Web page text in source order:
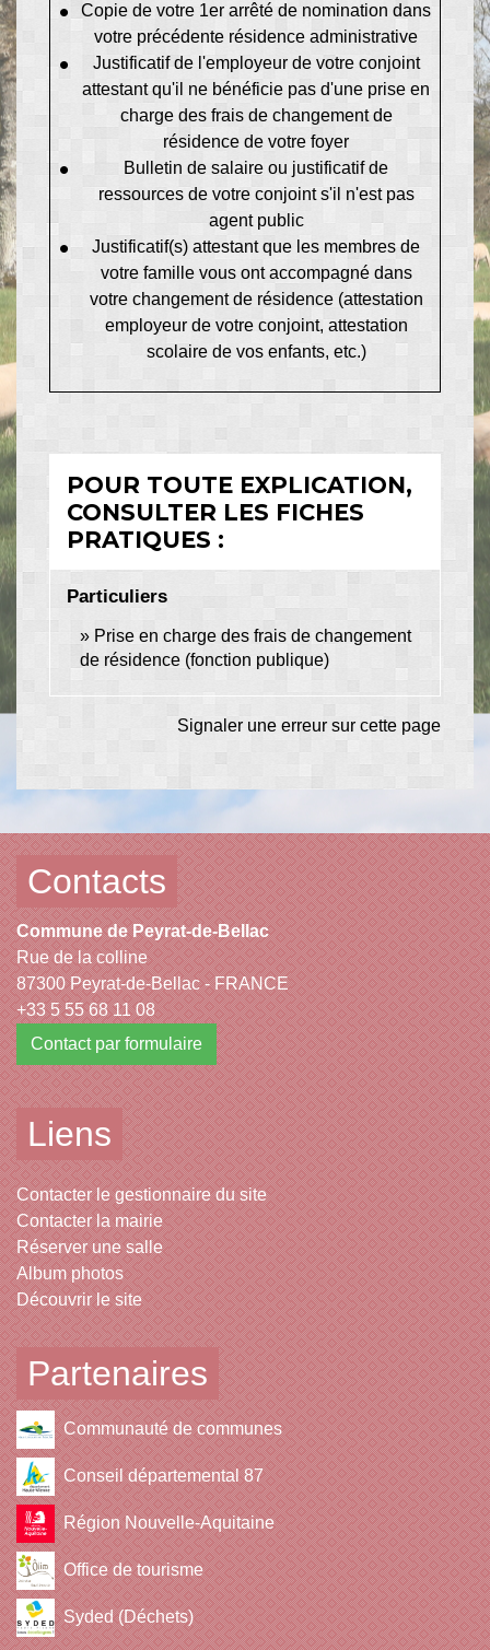
Copie de votre 1er arrêté de nomination dans
votre précédente résidence administrative
Justificatif de l'employeur de votre conjoint
attestant qu'il ne bénéficie pas d'une prise en
charge des frais de changement de
résidence de votre foyer
Bulletin de salaire ou justificatif de
ressources de votre conjoint s'il n'est pas
agent public
Justificatif(s) attestant que les membres de
votre famille vous ont accompagné dans
votre changement de résidence (attestation
employeur de votre conjoint, attestation
scolaire de vos enfants, etc.)
POUR TOUTE EXPLICATION,
CONSULTER LES FICHES
PRATIQUES :
Particuliers
Prise en charge des frais de changement
de résidence (fonction publique)
Signaler une erreur sur cette page
Contacts
Commune de Peyrat-de-Bellac
Rue de la colline
87300 Peyrat-de-Bellac - FRANCE
+33 5 55 68 11 08
Contact par formulaire
Liens
Contacter le gestionnaire du site
Contacter la mairie
Réserver une salle
Album photos
Découvrir le site
Partenaires
Communauté de communes
Conseil départemental 87
Région Nouvelle-Aquitaine
Office de tourisme
Syded (Déchets)